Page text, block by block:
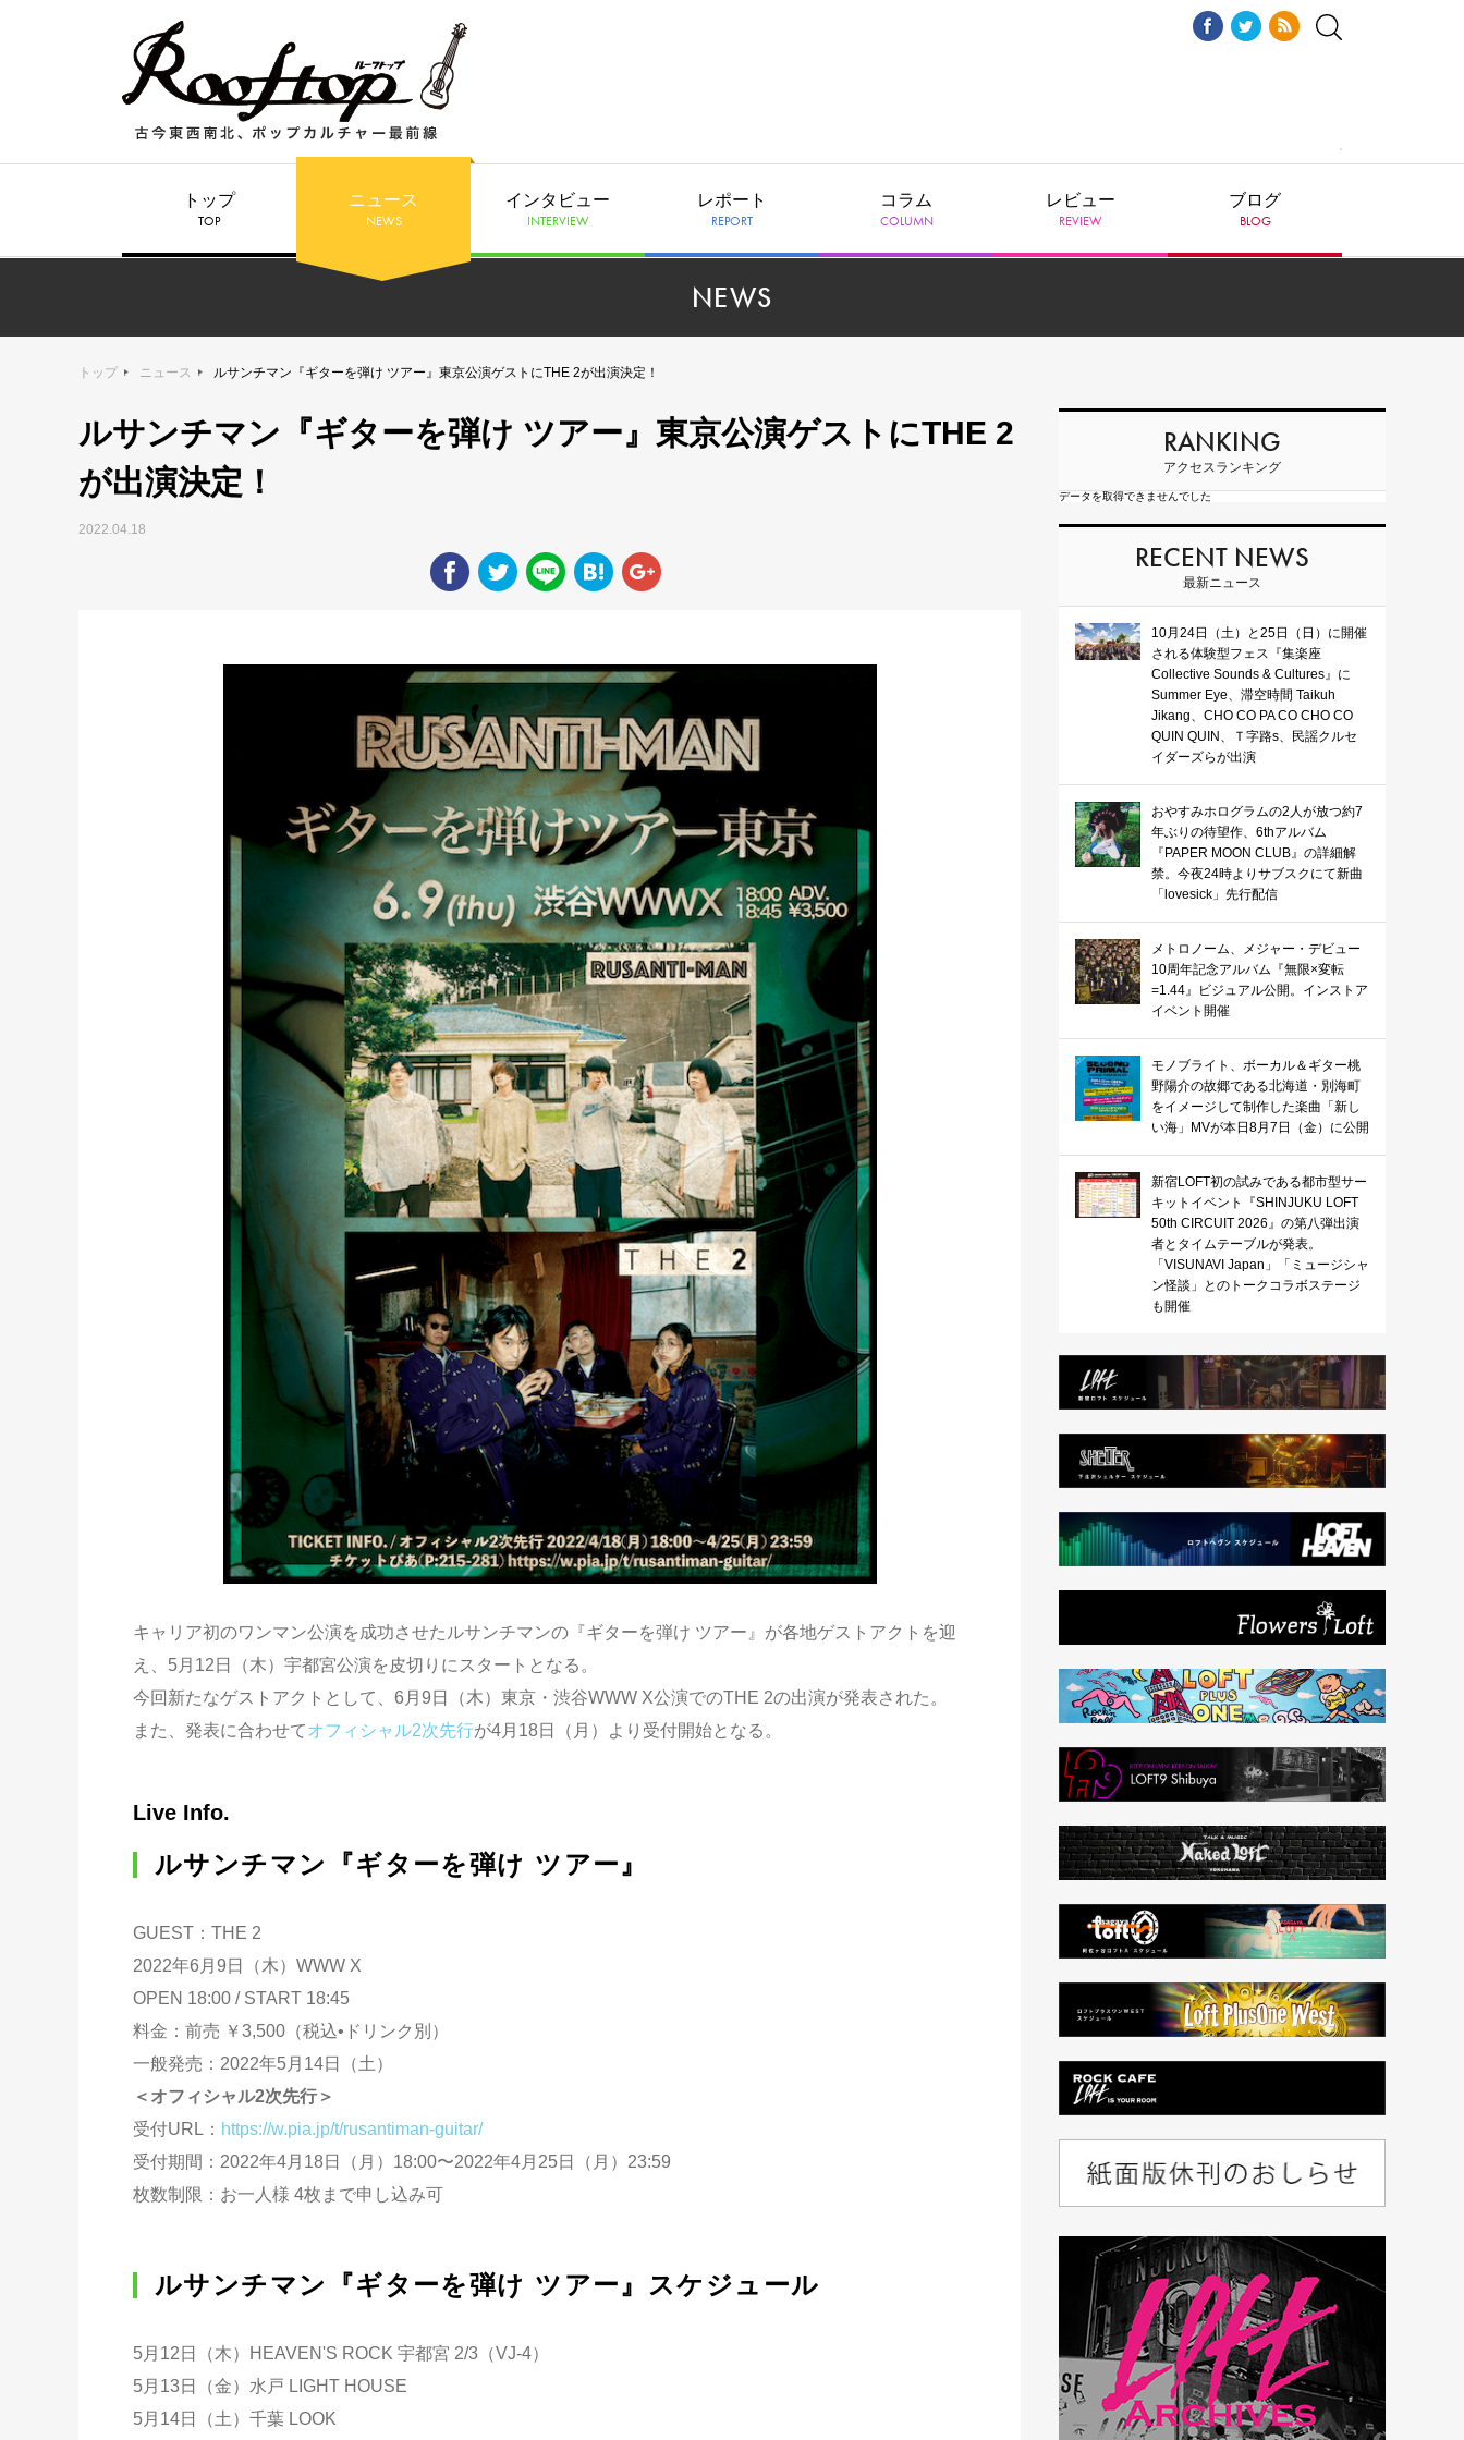
トップ
TOP
ニュース
NEWS
インタビュー
INTERVIEW
レポート
REPORT
コラム
COLUMN
レビュー
REVIEW
ブログ
BLOG
NEWS
トップ ニュース ルサンチマン『ギターを弾け ツアー』東京公演ゲストにTHE 2が出演決定！
ルサンチマン『ギターを弾け ツアー』東京公演ゲストにTHE 2
が出演決定！
2022.04.18
キャリア初のワンマン公演を成功させたルサンチマンの『ギターを弾け ツアー』が各地ゲストアクトを迎
え、5月12日（木）宇都宮公演を皮切りにスタートとなる。
今回新たなゲストアクトとして、6月9日（木）東京・渋谷WWW X公演でのTHE 2の出演が発表された。
また、発表に合わせてオフィシャル2次先行が4月18日（月）より受付開始となる。
Live Info.
ルサンチマン『ギターを弾け ツアー』
GUEST：THE 2
2022年6月9日（木）WWW X
OPEN 18:00 / START 18:45
料金：前売 ￥3,500（税込•ドリンク別）
一般発売：2022年5月14日（土）
＜オフィシャル2次先行＞
受付URL： https://w.pia.jp/t/rusantiman-guitar/
受付期間：2022年4月18日（月）18:00〜2022年4月25日（月）23:59
枚数制限：お一人様 4枚まで申し込み可
ルサンチマン『ギターを弾け ツアー』スケジュール
5月12日（木）HEAVEN'S ROCK 宇都宮 2/3（VJ-4）
5月13日（金）水戸 LIGHT HOUSE
5月14日（土）千葉 LOOK
RANKING
アクセスランキング
データを取得できませんでした
RECENT NEWS
最新ニュース
10月24日（土）と25日（日）に開催
される体験型フェス『集楽座
Collective Sounds & Cultures』に
Summer Eye、滞空時間 Taikuh
Jikang、CHO CO PA CO CHO CO
QUIN QUIN、Ｔ字路s、民謡クルセ
イダーズらが出演
おやすみホログラムの2人が放つ約7
年ぶりの待望作、6thアルバム
『PAPER MOON CLUB』の詳細解
禁。今夜24時よりサブスクにて新曲
「lovesick」先行配信
メトロノーム、メジャー・デビュー
10周年記念アルバム『無限×変転
=1.44』ビジュアル公開。インストア
イベント開催
モノブライト、ボーカル＆ギター桃
野陽介の故郷である北海道・別海町
をイメージして制作した楽曲「新し
い海」MVが本日8月7日（金）に公開
新宿LOFT初の試みである都市型サー
キットイベント『SHINJUKU LOFT
50th CIRCUIT 2026』の第八弾出演
者とタイムテーブルが発表。
「VISUNAVI Japan」「ミュージシャ
ン怪談」とのトークコラボステージ
も開催